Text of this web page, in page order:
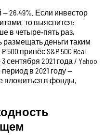
26,49%. Если инвестор
то выяснится:
в четыре‑пять раз,
деньги таким
принёс S&P 500 Real
сентября 2021 года / Yahoo
в 2021 году —
вложиться в фонды,